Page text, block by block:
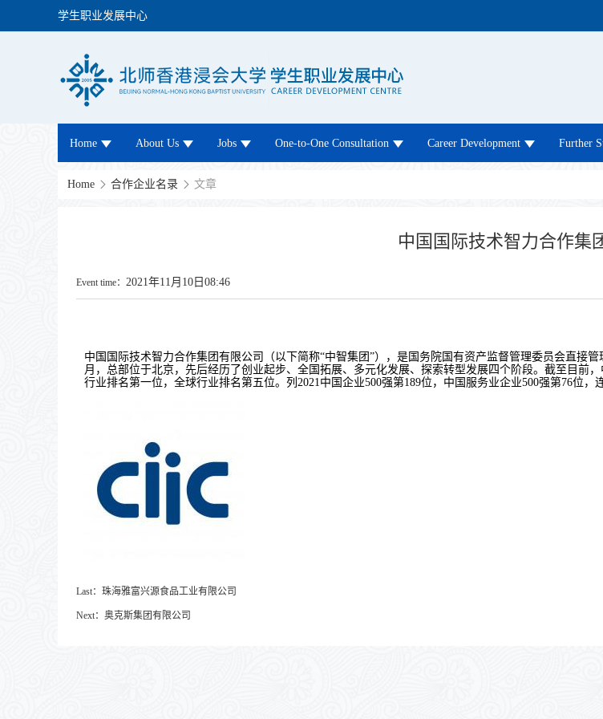
学生职业发展中心
Home About Us Jobs One-to-One Consultation Career Development Further
Home 合作企业名录 文章
中国国际技术智力合作集
Event time： 2021年11月10日08:46
中国国际技术智力合作集团有限公司（以下简称“中智集团”），是国务院国有资产监督管理委员会直接
月，总部位于北京，先后经历了创业起步、全国拓展、多元化发展、探索转型发展四个阶段。截至目前
行业排名第一位，全球行业排名第五位。列 2021中国企业500强第189位，中国服务业企业500强第76位，
Last： 珠海雅富兴源食品工业有限公司
Next： 奥克斯集团有限公司